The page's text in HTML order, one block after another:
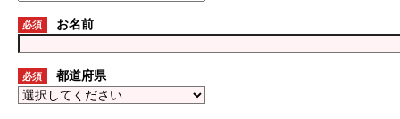
必須 お名前
必須 都道府県